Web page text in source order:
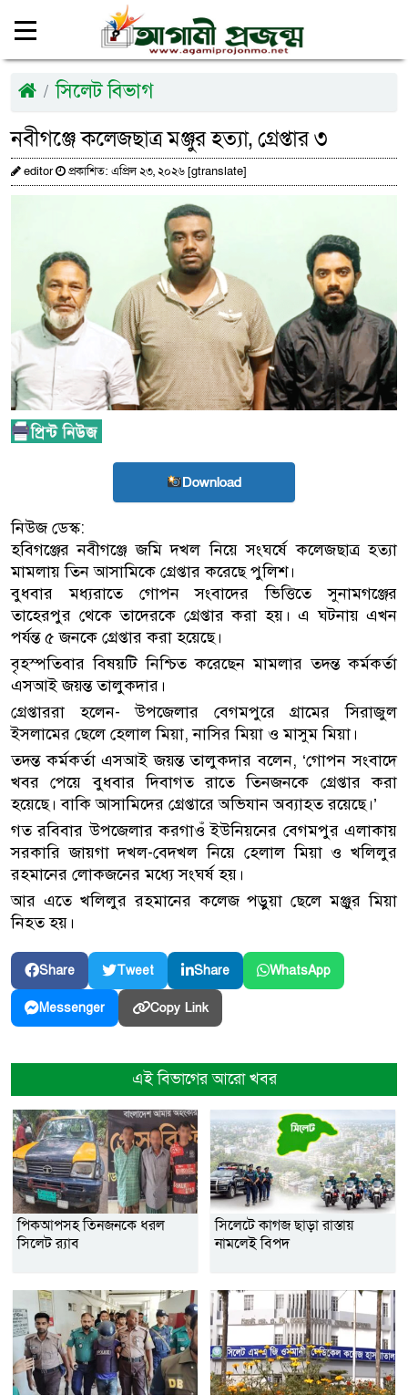
সিলেট বিভাগ
নবীগঞ্জে কলেজছাত্র মঞ্জুর হত্যা, গ্রেপ্তার ৩
editor প্রকাশিত: এপ্রিল ২৩, ২০২৬ [gtranslate]
Download
নিউজ ডেস্ক:
হবিগঞ্জের নবীগঞ্জে জমি দখল নিয়ে সংঘর্ষে কলেজছাত্র হত্যা
মামলায় তিন আসামিকে গ্রেপ্তার করেছে পুলিশ।
বুধবার মধ্যরাতে গোপন সংবাদের ভিত্তিতে সুনামগঞ্জের
তাহেরপুর থেকে তাদেরকে গ্রেপ্তার করা হয়। এ ঘটনায় এখন
পর্যন্ত ৫ জনকে গ্রেপ্তার করা হয়েছে।
বৃহস্পতিবার বিষয়টি নিশ্চিত করেছেন মামলার তদন্ত কর্মকর্তা
এসআই জয়ন্ত তালুকদার।
গ্রেপ্তাররা হলেন- উপজেলার বেগমপুরে গ্রামের সিরাজুল
ইসলামের ছেলে হেলাল মিয়া, নাসির মিয়া ও মাসুম মিয়া।
তদন্ত কর্মকর্তা এসআই জয়ন্ত তালুকদার বলেন, ‘গোপন সংবাদে
খবর পেয়ে বুধবার দিবাগত রাতে তিনজনকে গ্রেপ্তার করা
হয়েছে। বাকি আসামিদের গ্রেপ্তারে অভিযান অব্যাহত রয়েছে।’
গত রবিবার উপজেলার করগাওঁ ইউনিয়নের বেগমপুর এলাকায়
সরকারি জায়গা দখল-বেদখল নিয়ে হেলাল মিয়া ও খলিলুর
রহমানের লোকজনের মধ্যে সংঘর্ষ হয়।
আর এতে খলিলুর রহমানের কলেজ পড়ুয়া ছেলে মঞ্জুর মিয়া
নিহত হয়।
Share Tweet Share WhatsApp
Messenger Copy Link
এই বিভাগের আরো খবর
পিকআপসহ তিনজনকে ধরল
সিলেট র‌্যাব
সিলেটে কাগজ ছাড়া রাস্তায়
নামলেই বিপদ